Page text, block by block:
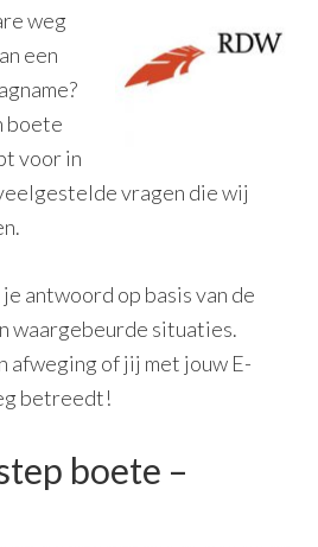
weg
een
boete
voor in
vragen die wij
antwoord op basis van de
waargebeurde situaties.
afweging of jij met jouw E-
betreedt!
boete –